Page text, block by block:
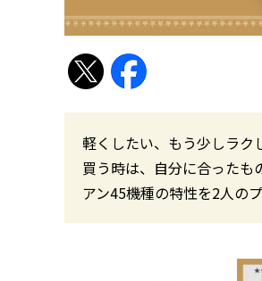
軽くしたい、もう少しラク
買う時は、自分に合ったも
アン45機種の特性を2人の